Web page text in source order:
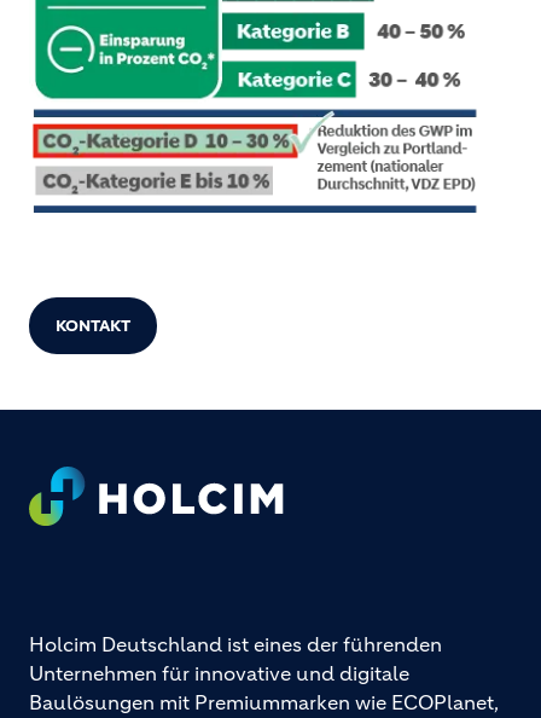
KONTAKT
Footer
Holcim Deutschland ist eines der führenden
Unternehmen für innovative und digitale
Baulösungen mit Premiummarken wie ECOPlanet,